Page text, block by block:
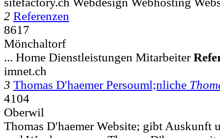
2 Referenzen
8617
Mönchaltorf
... Home Dienstleistungen Mitarbeiter
imnet.ch
3 Thomas D'haemer Persouml;nliche
4104
Oberwil
Thomas D'haemer Website; gibt Auskunft